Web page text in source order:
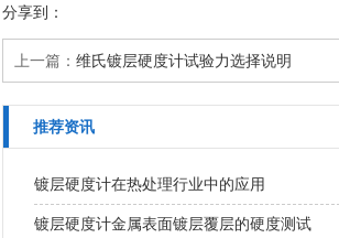
分享到：
上一篇： 维氏镀层硬度计试验力选择说明
推荐资讯
镀层硬度计在热处理行业中的应用
镀层硬度计金属表面镀层覆层的硬度测试